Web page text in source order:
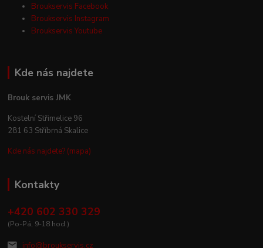
Broukservis Facebook
Broukservis Instagram
Broukservis Youtube
Kde nás najdete
Brouk servis JMK
Kostelní Střimelice 96
281 63 Stříbrná Skalice
Kde nás najdete? (mapa)
Kontakty
+420 602 330 329
(Po-Pá, 9-18 hod.)
info@broukservis.cz